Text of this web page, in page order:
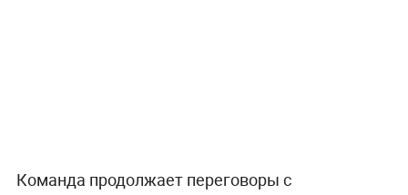
Команда продолжает переговоры с